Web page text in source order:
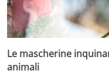
Le mascherine
animali